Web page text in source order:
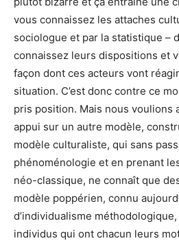
vous connaissez les attaches
sociologue et par la statistique –
connaissez leurs dispositions et
façon dont ces acteurs vont
situation. C’est donc contre ce
pris position. Mais nous voulions
appui sur un autre modèle,
modèle culturaliste, qui sans
phénoménologie et en prenant
néo-classique, ne connaît que
modèle poppérien, connu
d’individualisme méthodologique,
individus qui ont chacun leurs